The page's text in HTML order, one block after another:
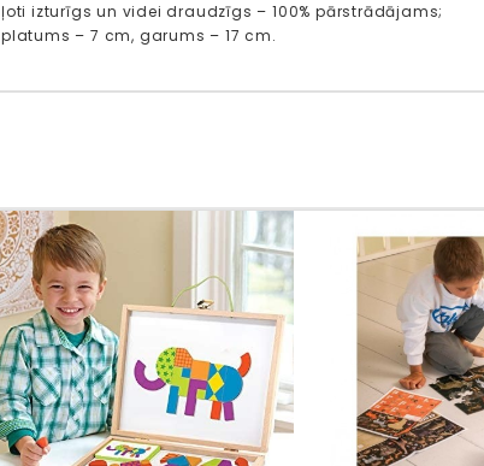
ļoti izturīgs un videi draudzīgs – 100% pārstrādājams;
platums – 7 cm, garums – 17 cm.